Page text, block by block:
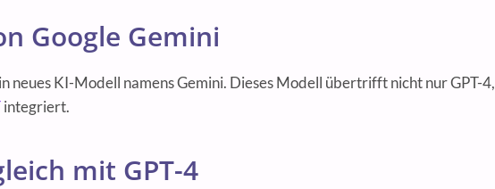
Google Gemini
neues KI-Modell namens Gemini. Dieses Modell übertrifft nicht nur GPT-4,
integriert.
mit GPT-4